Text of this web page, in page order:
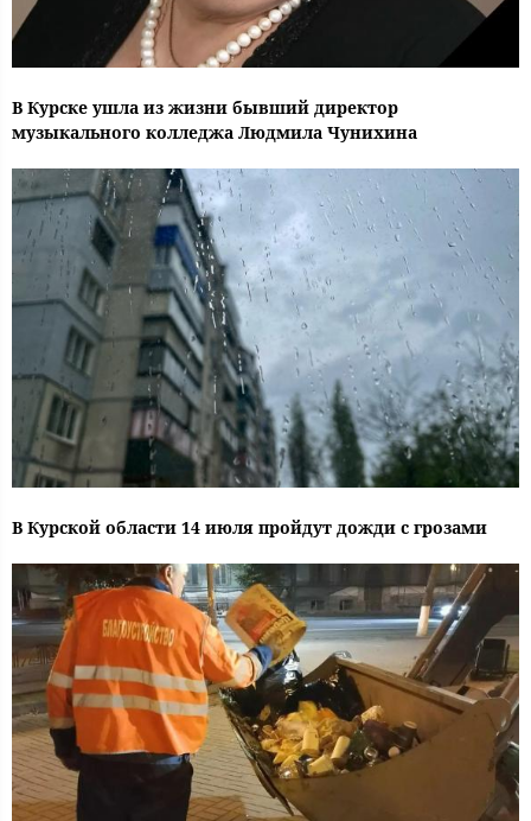
В Курске ушла из жизни бывший директор
музыкального колледжа Людмила Чунихина
В Курской области 14 июля пройдут дожди с грозами